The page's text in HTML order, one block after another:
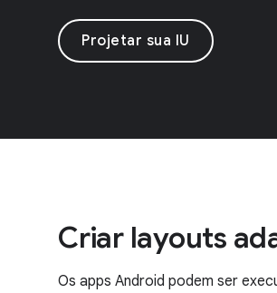
Projetar sua IU
Criar layouts
Os apps Android podem ser